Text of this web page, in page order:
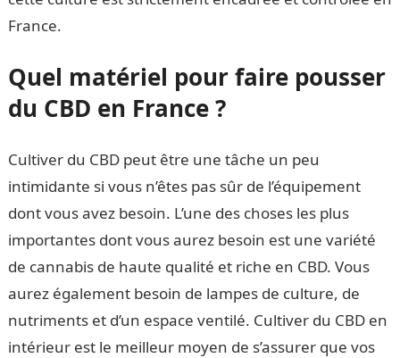
France.
Quel matériel pour faire pousser
du CBD en France ?
Cultiver du CBD peut être une tâche un peu
intimidante si vous n’êtes pas sûr de l’équipement
dont vous avez besoin. L’une des choses les plus
importantes dont vous aurez besoin est une variété
de cannabis de haute qualité et riche en CBD. Vous
aurez également besoin de lampes de culture, de
nutriments et d’un espace ventilé. Cultiver du CBD en
intérieur est le meilleur moyen de s’assurer que vos